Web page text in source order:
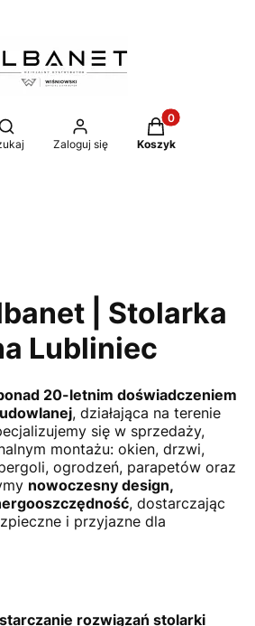
Otwórz wyszukiwarkę
Zaloguj się
Produkty w
Koszyk
| Stolarka
Lubliniec
20-letnim doświadczeniem
, działająca na terenie
się w sprzedaży,
montażu: okien, drzwi,
ogrodzeń, parapetów oraz
nowoczesny design,
, dostarczając
i przyjazne dla
rozwiązań stolarki